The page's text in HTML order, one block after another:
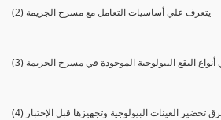
(2) يتعرف علي أساسيات التعامل مع مسرح الجريمة
أنواع البقع البيولوجية الموجودة في مسرح الجريمة
تحضير العينات البيولوجية وتجهيزها قبل الإختبار